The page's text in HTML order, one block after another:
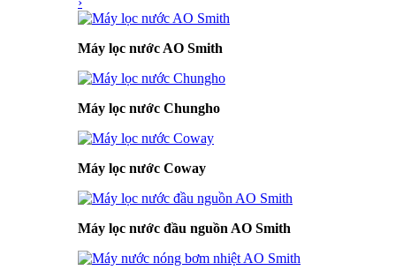
Máy lọc nước AO Smith
Máy lọc nước Chungho
Máy lọc nước Coway
Máy lọc nước đầu nguồn AO Smith